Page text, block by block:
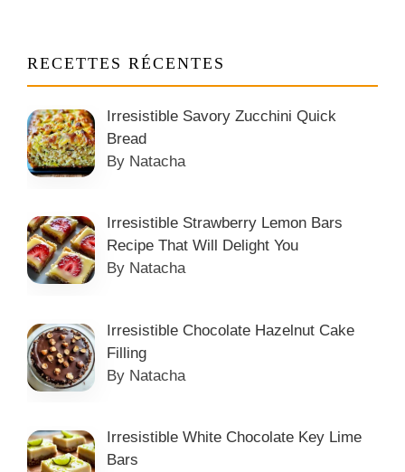
RECETTES RÉCENTES
Irresistible Savory Zucchini Quick
Bread
By Natacha
Irresistible Strawberry Lemon Bars
Recipe That Will Delight You
By Natacha
Irresistible Chocolate Hazelnut Cake
Filling
By Natacha
Irresistible White Chocolate Key Lime
Bars